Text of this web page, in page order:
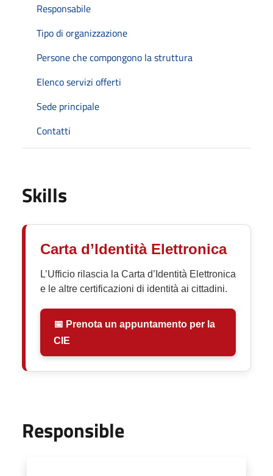
Responsabile
Tipo di organizzazione
Persone che compongono la struttura
Elenco servizi offerti
Sede principale
Contatti
Skills
Carta d’Identità Elettronica
L’Ufficio rilascia la Carta d’Identità Elettronica
e le altre certificazioni di identità ai cittadini.
📅 Prenota un appuntamento per la
CIE
Responsible